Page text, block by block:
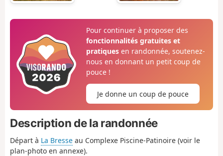
Pour continuer à proposer des
fonctionnalités gratuites et
pratiquesen randonnée, soutenez-
nous en donnant un petit coup de
pouce !
Je donne un coup de pouce
Description de la randonnée
Départ à La Bresse au Complexe Piscine-Patinoire (voir le
plan-photo en annexe).